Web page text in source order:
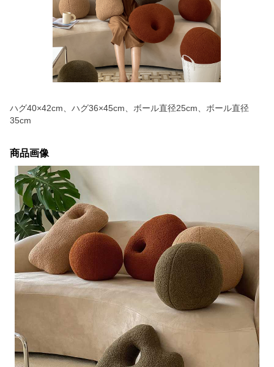
ハグ40×42cm、ハグ36×45cm、ボール直径25cm、ボール直径
35cm
商品画像